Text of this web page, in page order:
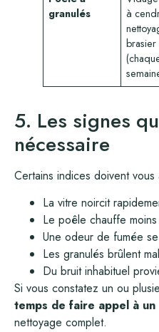
granulés
à
brasier
5. Les signes
nécessaire
Certains indices doivent vous
La vitre noircit
Le poêle chauffe
Une odeur de fumée
Les granulés brûlent
Du bruit inhabituel
Si vous constatez un ou
temps de faire appel à
nettoyage complet.